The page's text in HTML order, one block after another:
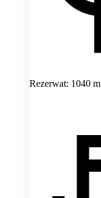
Rezerwat: 1040 m